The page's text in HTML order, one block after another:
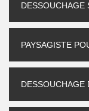
DESSOUCHAGE
PAYSAGISTE
DESSOUCHAGE